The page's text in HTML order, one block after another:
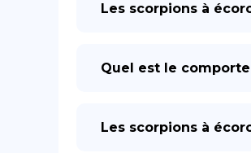
Les scorpions à
Quel est le
Les scorpions à